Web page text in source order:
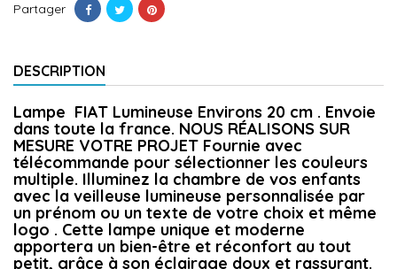
Partager
DESCRIPTION
Lampe FIAT Lumineuse Environs 20 cm . Envoie
dans toute la france. NOUS RÉALISONS SUR
MESURE VOTRE PROJET Fournie avec
télécommande pour sélectionner les couleurs
multiple. Illuminez la chambre de vos enfants
avec la veilleuse lumineuse personnalisée par
un prénom ou un texte de votre choix et même
logo . Cette lampe unique et moderne
apportera un bien-être et réconfort au tout
petit, grâce à son éclairage doux et rassurant.